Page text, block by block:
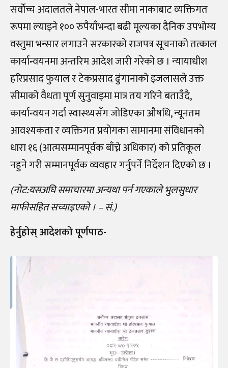
सर्वोच्च अदालतले नेपाल-भारत सीमा नाकाबाट व्यक्तिगत
रूपमा ल्याइने १०० रुपैयाँभन्दा बढी मूल्यका दैनिक उपभोग्य
वस्तुमा भन्सार लगाउने सरकारको राजपत्र सूचनाको तत्काल
कार्यान्वयनमा अन्तरिम आदेश जारी गरेको छ । न्यायाधीश
हरिप्रसाद फुयाल र टेकप्रसाद ढुंगानाको इजलासले उक्त
सीमाको वैधता पूर्ण सुनुवाइमा मात्र तय गरिने बताउँदै,
कार्यान्वयन गर्दा स्वास्थ्यसँग जोडिएका औषधि, न्यूनतम
आवश्यकता र व्यक्तिगत प्रयोगका सामानमा संविधानको
धारा १६ (आत्मसम्मानपूर्वक बाँच्ने अधिकार) को प्रतिकूल
नहुने गरी सम्मानपूर्वक व्यवहार गर्नुपर्ने निर्देशन दिएको छ ।
(नोट:यसअघि समाचारमा अन्यथा पर्न गएकाले भुलसुधार
माफीसहित सच्याइएको । – सं.)
हेर्नुहोस् आदेशको पूर्णपाठ-